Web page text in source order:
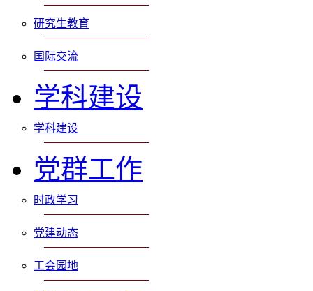
研究生教育
国际交流
学科建设
学科建设
党群工作
时政学习
党建动态
工会园地